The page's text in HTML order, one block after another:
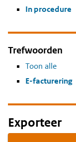
In procedure
Trefwoorden
Toon alle
E-facturering
Exporteer